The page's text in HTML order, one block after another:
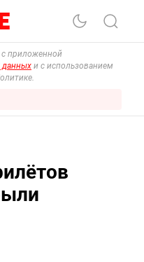
с приложенной
данных и с использованием